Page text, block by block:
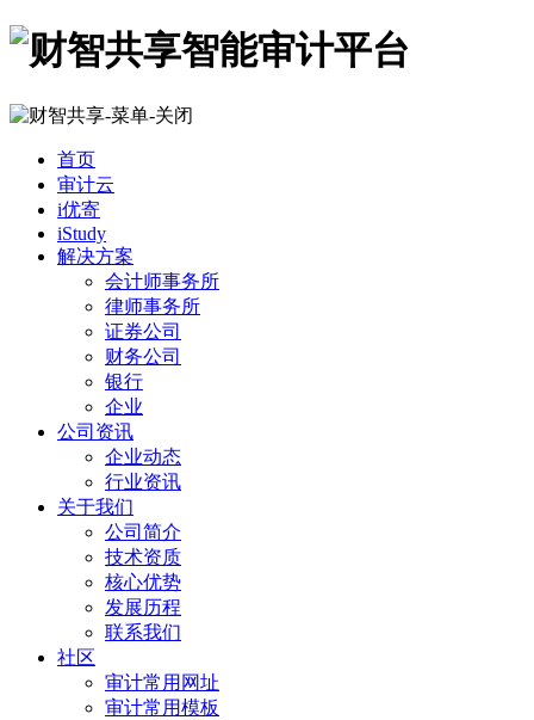
首页
审计云
i优寄
iStudy
解决方案
会计师事务所
律师事务所
证券公司
财务公司
银行
企业
公司资讯
企业动态
行业资讯
关于我们
公司简介
技术资质
核心优势
发展历程
联系我们
社区
审计常用网址
审计常用模板